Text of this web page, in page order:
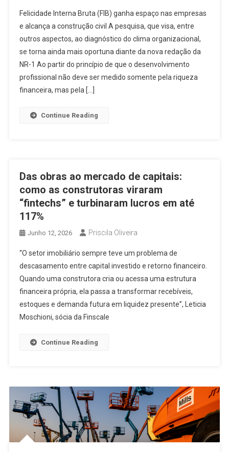
Felicidade Interna Bruta (FIB) ganha espaço nas empresas
e alcança a construção civil A pesquisa, que visa, entre
outros aspectos, ao diagnóstico do clima organizacional,
se torna ainda mais oportuna diante da nova redação da
NR-1 Ao partir do princípio de que o desenvolvimento
profissional não deve ser medido somente pela riqueza
financeira, mas pela […]
Continue Reading
Das obras ao mercado de capitais:
como as construtoras viraram
“fintechs” e turbinaram lucros em até
117%
Junho 12, 2026 Priscila Oliveira
“O setor imobiliário sempre teve um problema de
descasamento entre capital investido e retorno financeiro.
Quando uma construtora cria ou acessa uma estrutura
financeira própria, ela passa a transformar recebíveis,
estoques e demanda futura em liquidez presente”, Leticia
Moschioni, sócia da Finscale
Continue Reading